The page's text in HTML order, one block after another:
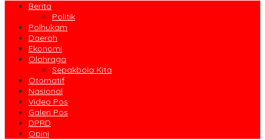
Berita
Politik
Polhukam
Daerah
Ekonomi
Olahraga
Sepakbola Kita
Otomatif
Nasional
Video Pos
Galeri Pos
DPRD
Opini